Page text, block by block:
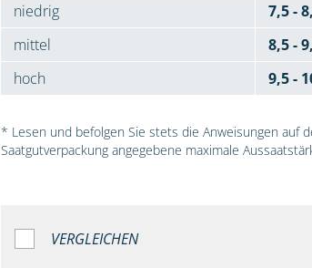
niedrig
7,5 -
mittel
8,5 -
hoch
9,5 -
* Lesen und befolgen Sie stets die Anweisungen auf
Saatgutverpackung angegebene maximale
VERGLEICHEN